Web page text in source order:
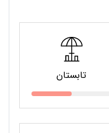
تابستان